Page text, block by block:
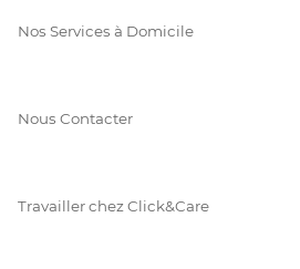
Nos Services à Domicile
Nous Contacter
Travailler chez Click&Care